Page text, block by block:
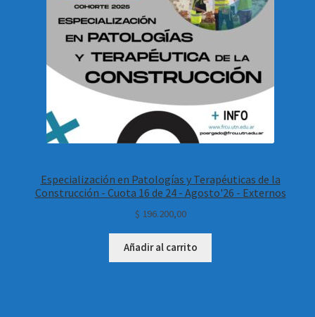
Especialización en Patologías y Terapéuticas de la
Construcción - Cuota 16 de 24 - Agosto'26 - Externos
$ 196.200,00
Añadir al carrito